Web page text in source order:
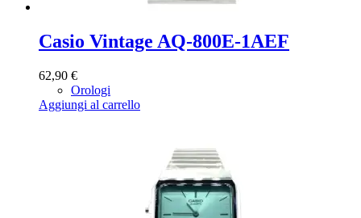
Casio Vintage AQ-800E-1AEF
62,90 €
Orologi
Aggiungi al carrello